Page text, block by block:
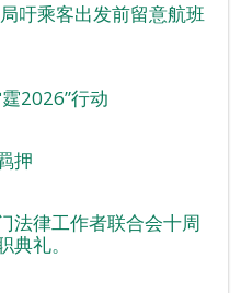
吁乘客出发前留意航班
2026”行动
押
法律工作者联合会十周
礼。